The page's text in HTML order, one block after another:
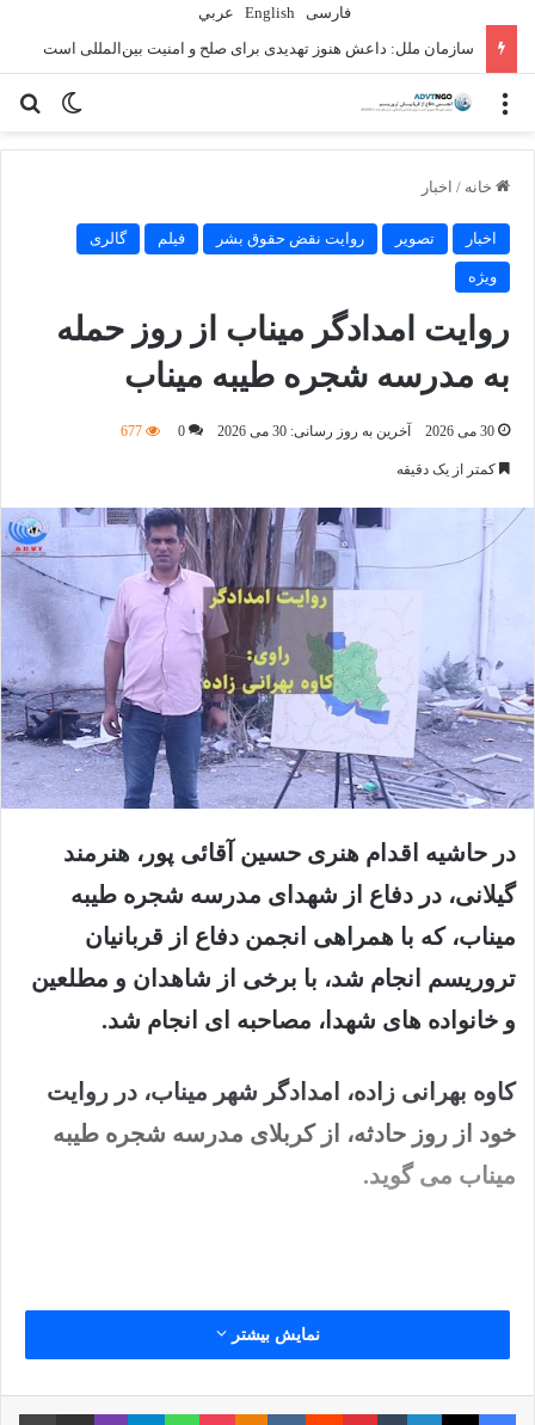
فارسی English
عربي
سازمان ملل: داعش هنوز تهدیدی برای صلح و امنیت بین‌المللی است
تغییر منو
خانه / اخبار
اخبار تصویر روایت نقض حقوق بشر فیلم گالری
ویژه
روایت امدادگر میناب از روز حمله
به مدرسه شجره طیبه میناب
30 می 2026 آخرین به روز رسانی: 30 می 2026 0
677
کمتر از یک دقیقه
در حاشیه اقدام هنری حسین آقائی پور، هنرمند
گیلانی، در دفاع از شهدای مدرسه شجره طیبه
میناب، که با همراهی انجمن دفاع از قربانیان
تروریسم انجام شد، با برخی از شاهدان و مطلعین
و خانواده های شهدا، مصاحبه ای انجام شد.
کاوه بهرانی زاده، امدادگر شهر میناب، در روایت
خود از روز حادثه، از کربلای مدرسه شجره طیبه
میناب می گوید.
نمایش بیشتر
فیس بوک X لینکدین‫تامبلر‫پین‌ترست
‫رددیت‫VKontakte
‫Odnoklassniki
پاکتواتس آپ تلگراموایبر اشتراک گذاری از طریق ایمیل